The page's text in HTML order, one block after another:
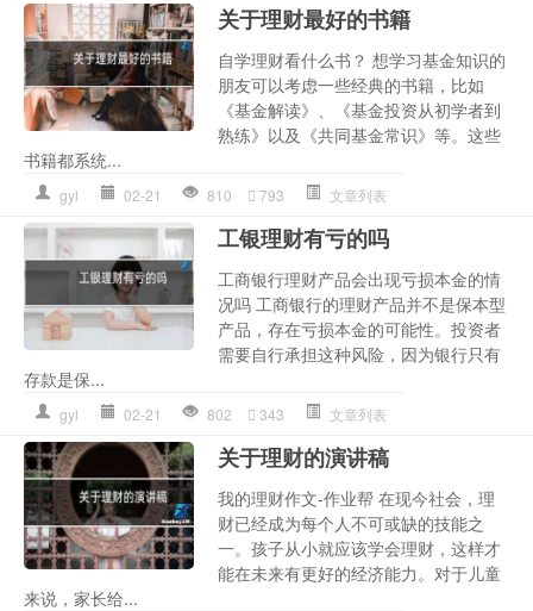
关于理财最好的书籍
自学理财看什么书？ 想学习基金知识的
朋友可以考虑一些经典的书籍，比如
《基金解读》、《基金投资从初学者到
熟练》以及《共同基金常识》等。这些
书籍都系统...
gyl 02-21 810 793 文章列表
工银理财有亏的吗
工商银行理财产品会出现亏损本金的情
况吗 工商银行的理财产品并不是保本型
产品，存在亏损本金的可能性。投资者
需要自行承担这种风险，因为银行只有
存款是保...
gyl 02-21 802 343 文章列表
关于理财的演讲稿
我的理财作文-作业帮 在现今社会，理
财已经成为每个人不可或缺的技能之
一。孩子从小就应该学会理财，这样才
能在未来有更好的经济能力。对于儿童
来说，家长给...